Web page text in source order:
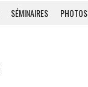
SÉMINAIRES PHOTOS